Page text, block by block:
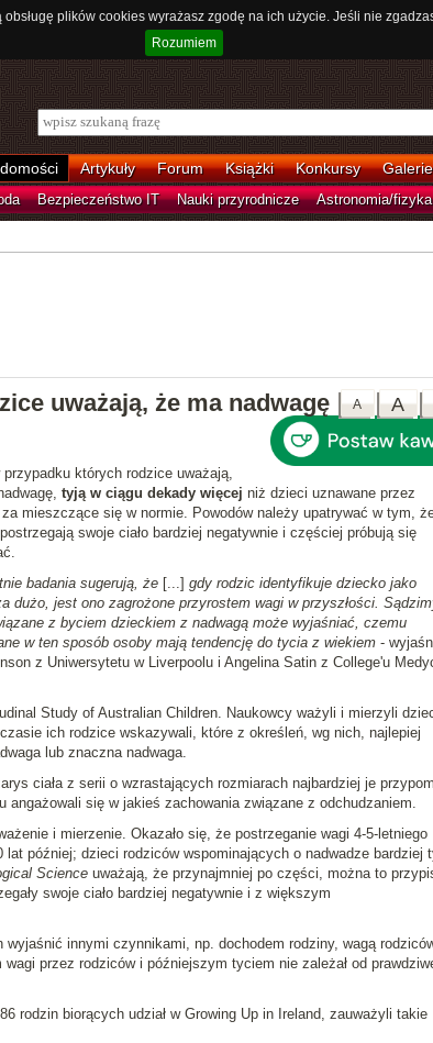
plików cookies wyrażasz zgodę na ich użycie. Jeśli nie
Rozumiem
Artykuły Forum Książki Konkursy Galerie
Bezpieczeństwo IT Nauki przyrodnicze Astronomia/fizyka
A
A
uważają, że ma nadwagę
przypadku których rodzice uważają,
tyją w ciągu dekady więcej niż dzieci uznawane przez
mieszczące się w normie. Powodów należy upatrywać w tym,
swoje ciało bardziej negatywnie i częściej próbują się
badania sugerują, że[...] gdy rodzic identyfikuje dziecko jako
dużo, jest ono zagrożone przyrostem wagi w przyszłości.
z byciem dzieckiem z nadwagą może wyjaśniać, czemu
w ten sposób osoby mają tendencję do tycia z wiekiem-
z Uniwersytetu w Liverpoolu i Angelina Satin z College'u
Study of Australian Children. Naukowcy ważyli i mierzyli
ich rodzice wskazywali, które z określeń, wg nich, najlepiej
lub znaczna nadwaga.
ciała z serii o wzrastających rozmiarach najbardziej je
się w jakieś zachowania związane z odchudzaniem.
i mierzenie. Okazało się, że postrzeganie wagi 4-5-letniego
lat później; dzieci rodziców wspominających o nadwadze bardziej
Scienceuważają, że przynajmniej po części, można to
swoje ciało bardziej negatywnie i z większym
wyjaśnić innymi czynnikami, np. dochodem rodziny, wagą
przez rodziców i późniejszym tyciem nie zależał od
rodzin biorących udział w Growing Up in Ireland, zauważyli takie